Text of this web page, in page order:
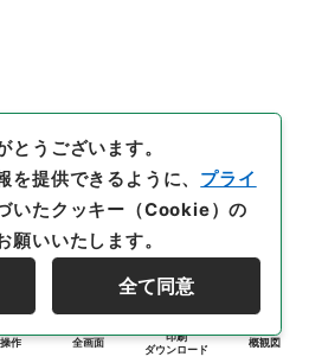
作 全画面
印刷
ダウンロード
概観図
とうございます。
を提供できるように、 プライ
いたクッキー（Cookie）の
願いいたします。
全て同意